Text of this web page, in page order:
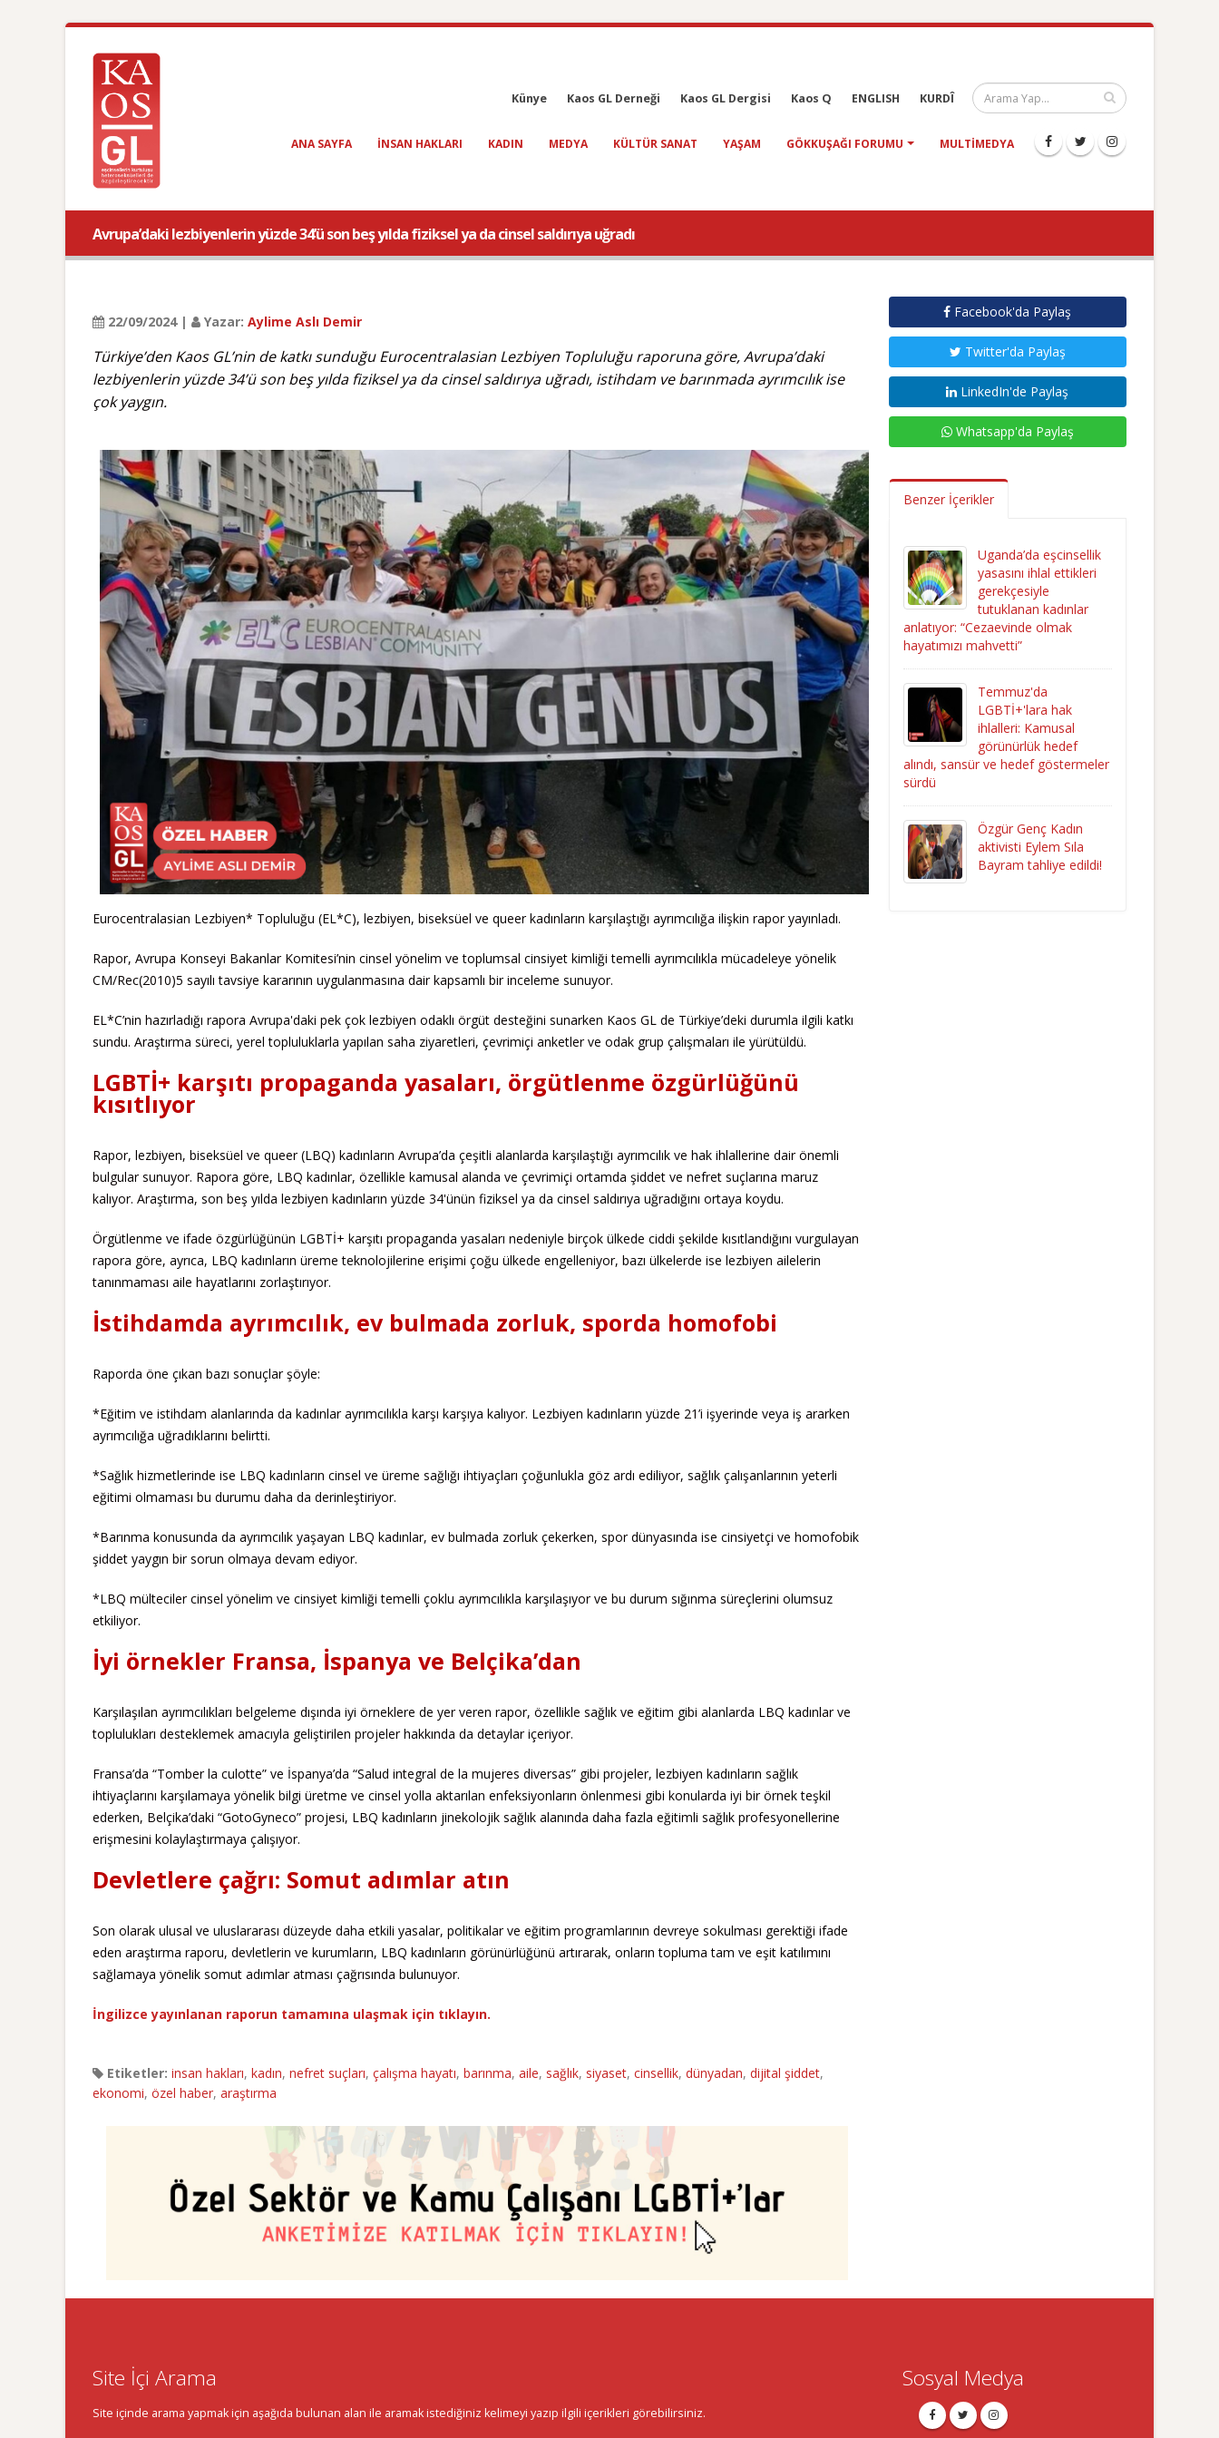
Künye Kaos GL Derneği Kaos GL Dergisi Kaos Q ENGLISH KURDÎ
ANA SAYFA INSAN HAKLARI KADIN MEDYA KÜLTÜR SANAT YAŞAM GÖKKUŞAĞI FORUMU MULTIMEDYA
Avrupa’daki lezbiyenlerin yüzde 34’ü son beş yılda fiziksel ya da cinsel saldırıya uğradı
22/09/2024 | Yazar: Aylime Aslı Demir
Türkiye’den Kaos GL’nin de katkı sunduğu Eurocentralasian Lezbiyen Topluluğu raporuna göre, Avrupa’daki
lezbiyenlerin yüzde 34’ü son beş yılda fiziksel ya da cinsel saldırıya uğradı, istihdam ve barınmada ayrımcılık ise
çok yaygın.
Eurocentralasian Lezbiyen* Topluluğu (EL*C), lezbiyen, biseksüel ve queer kadınların karşılaştığı ayrımcılığa ilişkin rapor yayınladı.
Rapor, Avrupa Konseyi Bakanlar Komitesi’nin cinsel yönelim ve toplumsal cinsiyet kimliği temelli ayrımcılıkla mücadeleye yönelik
CM/Rec(2010)5 sayılı tavsiye kararının uygulanmasına dair kapsamlı bir inceleme sunuyor.
EL*C’nin hazırladığı rapora Avrupa'daki pek çok lezbiyen odaklı örgüt desteğini sunarken Kaos GL de Türkiye’deki durumla ilgili katkı
sundu. Araştırma süreci, yerel topluluklarla yapılan saha ziyaretleri, çevrimiçi anketler ve odak grup çalışmaları ile yürütüldü.
LGBTİ+ karşıtı propaganda yasaları, örgütlenme özgürlüğünü
kısıtlıyor
Rapor, lezbiyen, biseksüel ve queer (LBQ) kadınların Avrupa’da çeşitli alanlarda karşılaştığı ayrımcılık ve hak ihlallerine dair önemli
bulgular sunuyor. Rapora göre, LBQ kadınlar, özellikle kamusal alanda ve çevrimiçi ortamda şiddet ve nefret suçlarına maruz
kalıyor. Araştırma, son beş yılda lezbiyen kadınların yüzde 34'ünün fiziksel ya da cinsel saldırıya uğradığını ortaya koydu.
Örgütlenme ve ifade özgürlüğünün LGBTİ+ karşıtı propaganda yasaları nedeniyle birçok ülkede ciddi şekilde kısıtlandığını vurgulayan
rapora göre, ayrıca, LBQ kadınların üreme teknolojilerine erişimi çoğu ülkede engelleniyor, bazı ülkelerde ise lezbiyen ailelerin
tanınmaması aile hayatlarını zorlaştırıyor.
İstihdamda ayrımcılık, ev bulmada zorluk, sporda homofobi
Raporda öne çıkan bazı sonuçlar şöyle:
*Eğitim ve istihdam alanlarında da kadınlar ayrımcılıkla karşı karşıya kalıyor. Lezbiyen kadınların yüzde 21’i işyerinde veya iş ararken
ayrımcılığa uğradıklarını belirtti.
*Sağlık hizmetlerinde ise LBQ kadınların cinsel ve üreme sağlığı ihtiyaçları çoğunlukla göz ardı ediliyor, sağlık çalışanlarının yeterli
eğitimi olmaması bu durumu daha da derinleştiriyor.
*Barınma konusunda da ayrımcılık yaşayan LBQ kadınlar, ev bulmada zorluk çekerken, spor dünyasında ise cinsiyetçi ve homofobik
şiddet yaygın bir sorun olmaya devam ediyor.
*LBQ mülteciler cinsel yönelim ve cinsiyet kimliği temelli çoklu ayrımcılıkla karşılaşıyor ve bu durum sığınma süreçlerini olumsuz
etkiliyor.
İyi örnekler Fransa, İspanya ve Belçika’dan
Karşılaşılan ayrımcılıkları belgeleme dışında iyi örneklere de yer veren rapor, özellikle sağlık ve eğitim gibi alanlarda LBQ kadınlar ve
toplulukları desteklemek amacıyla geliştirilen projeler hakkında da detaylar içeriyor.
Fransa’da “Tomber la culotte” ve İspanya’da “Salud integral de la mujeres diversas” gibi projeler, lezbiyen kadınların sağlık
ihtiyaçlarını karşılamaya yönelik bilgi üretme ve cinsel yolla aktarılan enfeksiyonların önlenmesi gibi konularda iyi bir örnek teşkil
ederken, Belçika’daki “GotoGyneco” projesi, LBQ kadınların jinekolojik sağlık alanında daha fazla eğitimli sağlık profesyonellerine
erişmesini kolaylaştırmaya çalışıyor.
Devletlere çağrı: Somut adımlar atın
Son olarak ulusal ve uluslararası düzeyde daha etkili yasalar, politikalar ve eğitim programlarının devreye sokulması gerektiği ifade
eden araştırma raporu, devletlerin ve kurumların, LBQ kadınların görünürlüğünü artırarak, onların topluma tam ve eşit katılımını
sağlamaya yönelik somut adımlar atması çağrısında bulunuyor.
İngilizce yayınlanan raporun tamamına ulaşmak için tıklayın.
Etiketler: insan hakları, kadın, nefret suçları, çalışma hayatı, barınma, aile, sağlık, siyaset, cinsellik, dünyadan, dijital şiddet,
ekonomi, özel haber, araştırma
Facebook'da Paylaş
Twitter'da Paylaş
LinkedIn'de Paylaş
Whatsapp'da Paylaş
Benzer İçerikler
Uganda’da eşcinsellik
yasasını ihlal ettikleri
gerekçesiyle
tutuklanan kadınlar
anlatıyor: “Cezaevinde olmak
hayatımızı mahvetti”
Temmuz'da
LGBTİ+'lara hak
ihlalleri: Kamusal
görünürlük hedef
alındı, sansür ve hedef göstermeler
sürdü
Özgür Genç Kadın
aktivisti Eylem Sıla
Bayram tahliye edildi!
Site İçi Arama
Site içinde arama yapmak için aşağıda bulunan alan ile aramak istediğiniz kelimeyi yazıp ilgili içerikleri görebilirsiniz.
Sosyal Medya